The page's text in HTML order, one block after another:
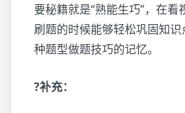
要秘籍就是“熟能生巧”，在
刷题的时候能够轻松巩固知
种题型做题技巧的记忆。
?补充：